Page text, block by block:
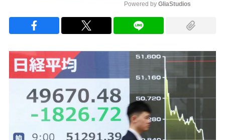
Powered by GliaStudios